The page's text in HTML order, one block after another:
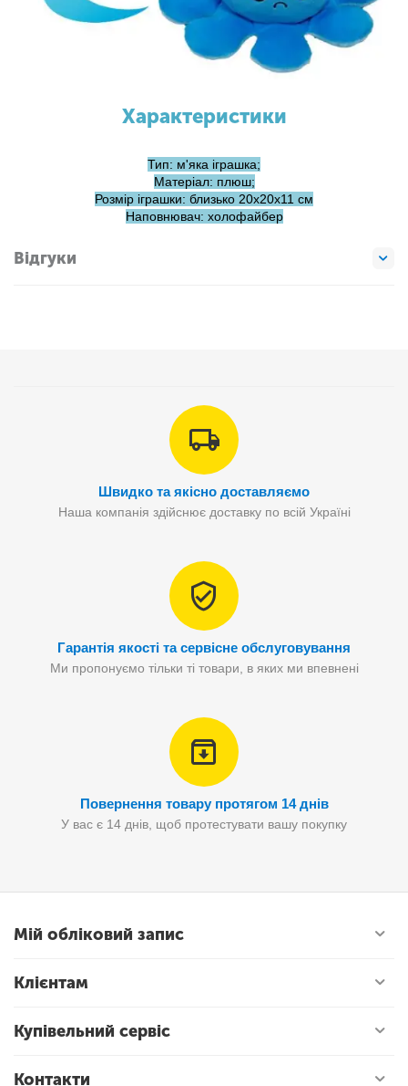
Характеристики
Тип: м'яка іграшка;
Матеріал: плюш;
Розмір іграшки: близько 20x20x11 см
Наповнювач: холофайбер
Відгуки
Швидко та якісно доставляємо
Наша компанія здійснює доставку по всій Україні
Гарантія якості та сервісне обслуговування
Ми пропонуємо тільки ті товари, в яких ми впевнені
Повернення товару протягом 14 днів
У вас є 14 днів, щоб протестувати вашу покупку
Мій обліковий запис
Клієнтам
Купівельний сервіс
Контакти